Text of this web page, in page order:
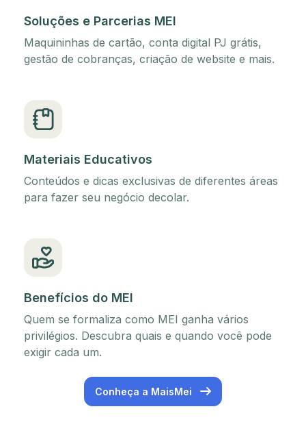
Soluções e Parcerias MEI
Maquininhas de cartão, conta digital PJ grátis,
gestão de cobranças, criação de website e mais.
Materiais Educativos
Conteúdos e dicas exclusivas de diferentes áreas
para fazer seu negócio decolar.
Benefícios do MEI
Quem se formaliza como MEI ganha vários
privilégios. Descubra quais e quando você pode
exigir cada um.
Conheça a MaisMei